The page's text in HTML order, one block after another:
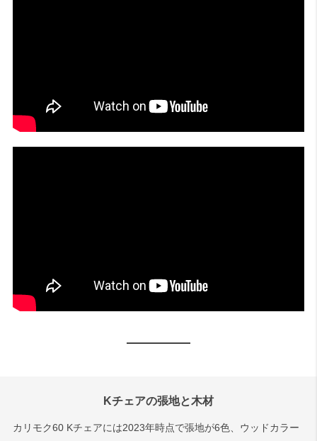
Kチェアの張地と木材
カリモク60 Kチェアには2023年時点で張地が6色、ウッドカラー